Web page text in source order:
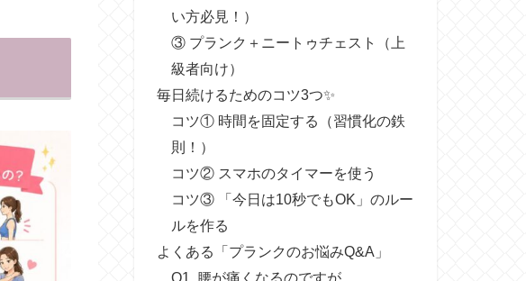
い方必見！）
③ プランク＋ニートゥチェスト（上
級者向け）
毎日続けるためのコツ3つ✨
コツ① 時間を固定する（習慣化の鉄
則！）
コツ② スマホのタイマーを使う
コツ③ 「今日は10秒でもOK」のルー
ルを作る
よくある「プランクのお悩みQ&A」
Q1. 腰が痛くなるのですが…